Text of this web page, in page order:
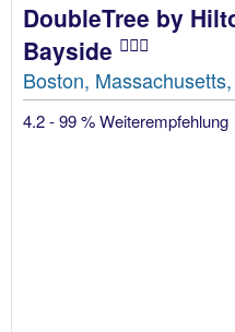
DoubleTree by
Bayside
Boston,
4.2 - 99 % Weiterempfehlung